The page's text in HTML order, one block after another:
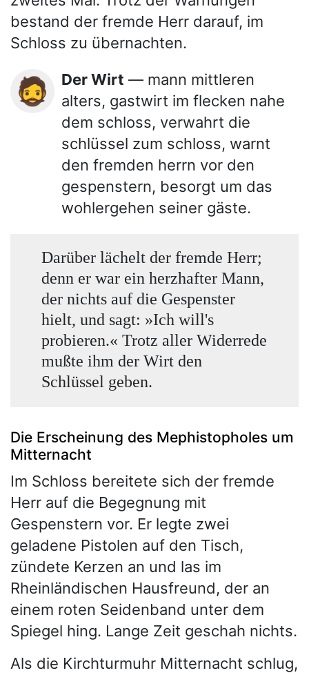
bestand der fremde Herr darauf, im
Schloss zu übernachten.
🧔 Der Wirt — mann mittleren
alters, gastwirt im flecken nahe
dem schloss, verwahrt die
schlüssel zum schloss, warnt
den fremden herrn vor den
gespenstern, besorgt um das
wohlergehen seiner gäste.
Darüber lächelt der fremde Herr;
denn er war ein herzhafter Mann,
der nichts auf die Gespenster
hielt, und sagt: »Ich will's
probieren.« Trotz aller Widerrede
mußte ihm der Wirt den
Schlüssel geben.
Die Erscheinung des Mephistopholes um
Mitternacht
Im Schloss bereitete sich der fremde
Herr auf die Begegnung mit
Gespenstern vor. Er legte zwei
geladene Pistolen auf den Tisch,
zündete Kerzen an und las im
Rheinländischen Hausfreund, der an
einem roten Seidenband unter dem
Spiegel hing. Lange Zeit geschah nichts.
Als die Kirchturmuhr Mitternacht schlug,